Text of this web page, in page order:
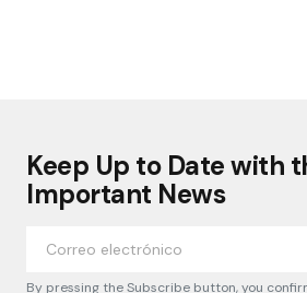
Keep Up to Date with
Important News
By pressing the Subscribe button, you